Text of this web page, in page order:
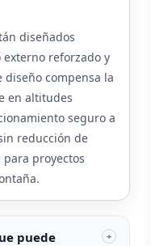
diseñados
reforzado y
diseño compensa la
en altitudes
seguro a
reducción de
proyectos
puede
+